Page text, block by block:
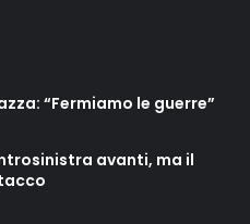
“Fermiamo le guerre”
avanti, ma il